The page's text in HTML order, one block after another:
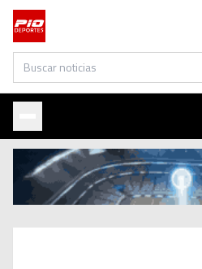
Buscar